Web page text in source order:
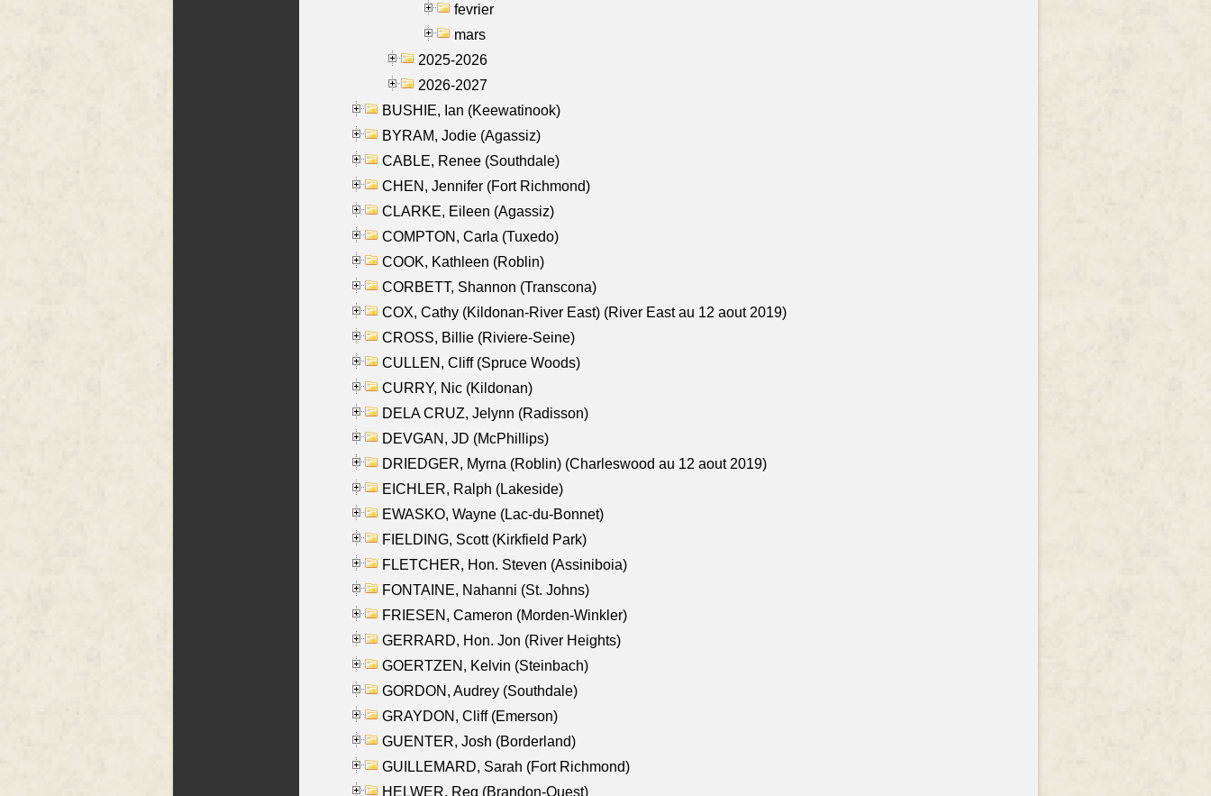
fevrier
mars
2025-2026
2026-2027
BUSHIE, Ian (Keewatinook)
BYRAM, Jodie (Agassiz)
CABLE, Renee (Southdale)
CHEN, Jennifer (Fort Richmond)
CLARKE, Eileen (Agassiz)
COMPTON, Carla (Tuxedo)
COOK, Kathleen (Roblin)
CORBETT, Shannon (Transcona)
COX, Cathy (Kildonan-River East) (River East au 12 aout 2019)
CROSS, Billie (Riviere-Seine)
CULLEN, Cliff (Spruce Woods)
CURRY, Nic (Kildonan)
DELA CRUZ, Jelynn (Radisson)
DEVGAN, JD (McPhillips)
DRIEDGER, Myrna (Roblin) (Charleswood au 12 aout 2019)
EICHLER, Ralph (Lakeside)
EWASKO, Wayne (Lac-du-Bonnet)
FIELDING, Scott (Kirkfield Park)
FLETCHER, Hon. Steven (Assiniboia)
FONTAINE, Nahanni (St. Johns)
FRIESEN, Cameron (Morden-Winkler)
GERRARD, Hon. Jon (River Heights)
GOERTZEN, Kelvin (Steinbach)
GORDON, Audrey (Southdale)
GRAYDON, Cliff (Emerson)
GUENTER, Josh (Borderland)
GUILLEMARD, Sarah (Fort Richmond)
HELWER, Reg (Brandon-Ouest)